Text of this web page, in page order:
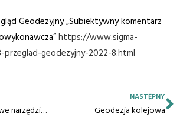
Geodezyjny „Subiektywny komentarz
https://www.sigma-
geodezyjny-2022-8.html
MAPA – podstawowe narzędzie w rękach geodety
NASTĘPNY
Geodezja kolejowa